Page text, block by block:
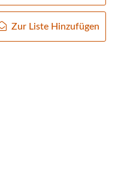
UND -
Zur Liste Hinzufügen